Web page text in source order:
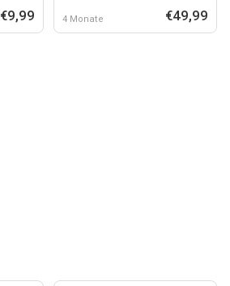
€9,99 4 Monate €49,99